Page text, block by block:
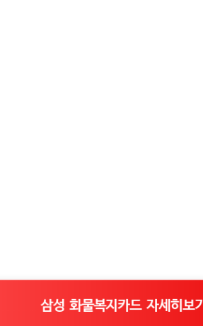
삼성 화물복지카드 자세히보기